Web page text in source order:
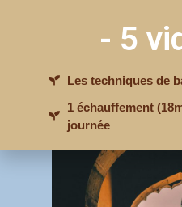
spécifiques aussi à un
- 5
Les techniques de
1 échauffement
journée
J'accède à